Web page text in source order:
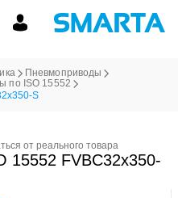
Пневмоприводы
по ISO 15552
S
от реального товара
15552 FVBC32x350-